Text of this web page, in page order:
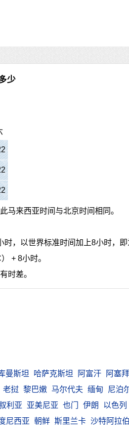
少
马来西亚时间与北京时间相同。
，以世界标准时间加上8小时，即
+ 8小时。
时差。
曼斯坦 哈萨克斯坦 阿富汗 阿塞
老挝 黎巴嫩 马尔代夫 缅甸 尼泊
利亚 亚美尼亚 也门 伊朗 以色列
尼西亚 朝鲜 斯里兰卡 沙特阿拉伯